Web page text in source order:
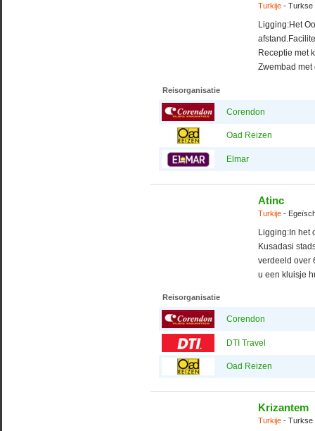
Turkije - Turkse
Ligging:Het
Receptie met
Zwembad met
Reisorganisatie
Corendon
Oad Reizen
Elmar
Atinc
Turkije -
Ligging:In het
Kusadasi
verdeeld over
u een kluisje
Reisorganisatie
Corendon
DTI Travel
Oad Reizen
Krizantem
Turkije - Turkse